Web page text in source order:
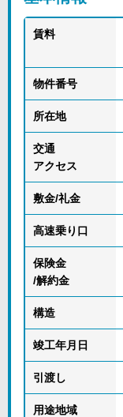
賃料
物件番号
所在地
交通
アクセス
敷金/礼金
高速乗り口
保険金
/解約金
構造
竣工年月日
引渡し
用途地域